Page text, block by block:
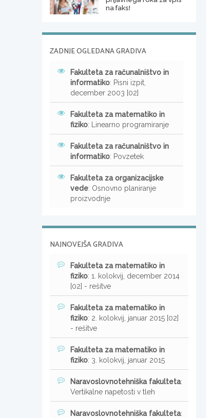
na faks!
ZADNJE OGLEDANA GRADIVA
Fakulteta za računalništvo in
informatiko: Pisni izpit,
december 2003 [02]
Fakulteta za matematiko in
fiziko: Linearno programiranje
Fakulteta za računalništvo in
informatiko: Povzetek
Fakulteta za organizacijske
vede: Osnovno planiranje
proizvodnje
NAJNOVEJŠA GRADIVA
Fakulteta za matematiko in
fiziko: 1. kolokvij, december 2014
[02] - rešitve
Fakulteta za matematiko in
fiziko: 2. kolokvij, januar 2015 [02]
- rešitve
Fakulteta za matematiko in
fiziko: 3. kolokvij, januar 2015
Naravoslovnotehniška fakulteta:
Vertikalne napetosti v tleh
Naravoslovnotehniška fakulteta: